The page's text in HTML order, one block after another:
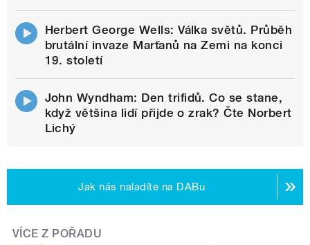
Herbert George Wells: Válka světů. Průběh
brutální invaze Marťanů na Zemi na konci
19. století
John Wyndham: Den trifidů. Co se stane,
když většina lidí přijde o zrak? Čte Norbert
Lichý
Jak nás naladíte na DABu
VÍCE Z POŘADU